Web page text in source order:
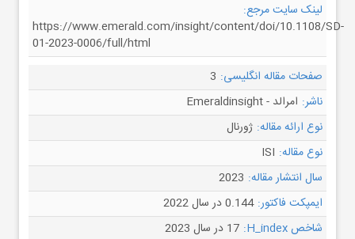
لینک سایت مرجع:
https://www.emerald.com/insight/content/doi/10.1108/SD-
01-2023-0006/full/html
صفحات مقاله انگلیسی: 3
ناشر: امرالد - Emeraldinsight
نوع ارائه مقاله: ژورنال
نوع مقاله: ISI
سال انتشار مقاله: 2023
ایمپکت فاکتور: 0.144 در سال 2022
شاخص H_index:
17 در سال 2023